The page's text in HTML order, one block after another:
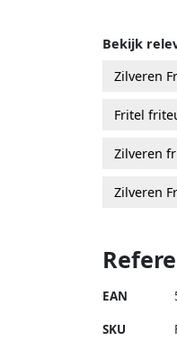
Bekijk
Zilveren
Fritel
Zilveren
Zilveren
EAN
SKU